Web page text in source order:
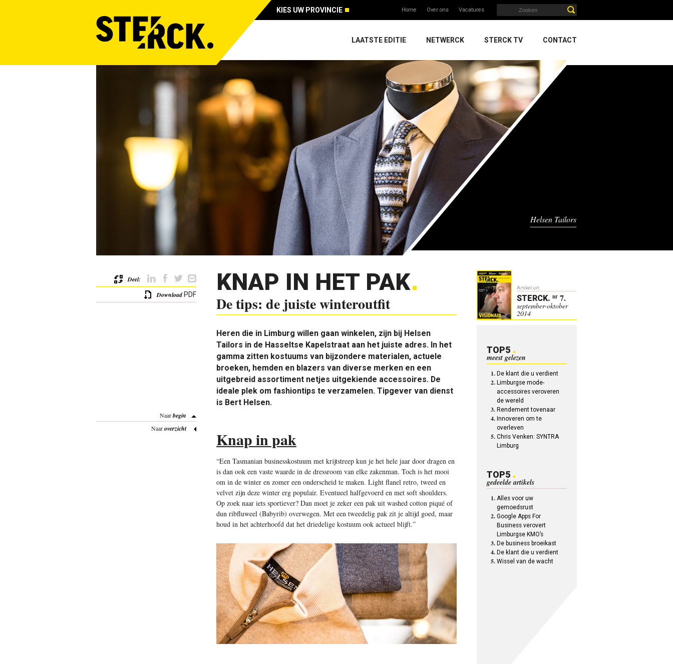
KIES UW PROVINCIE Home Over ons Vacatures
LAATSTE EDITIE NETWERCK STERCK TV CONTACT
Helsen Tailors
KNAP IN HET PAK
De tips: de juiste winteroutfit
Heren die in Limburg willen gaan winkelen, zijn bij Helsen
Tailors in de Hasseltse Kapelstraat aan het juiste adres. In het
gamma zitten kostuums van bijzondere materialen, actuele
broeken, hemden en blazers van diverse merken en een
uitgebreid assortiment netjes uitgekiende accessoires. De
ideale plek om fashiontips te verzamelen. Tipgever van dienst
is Bert Helsen.
Knap in pak
“Een Tasmanian businesskostuum met krijtstreep kun je het hele jaar door dragen en
is dan ook een vaste waarde in de dressroom van elke zakenman. Toch is het mooi
om in de winter en zomer een onderscheid te maken. Light flanel retro, tweed en
velvet zijn deze winter erg populair. Eventueel halfgevoerd en met soft shoulders.
Op zoek naar iets sportiever? Dan moet je zeker een pak uit washed cotton piqué of
dun ribfluweel (Babyrib) overwegen. Met een tweedelig pak zit je altijd goed, maar
houd in het achterhoofd dat het driedelige kostuum ook actueel blijft.”
Deel:
DownloadPDF
Naarbegin
Naaroverzicht
Artikel uit:
STERCK. nr 7.
september-oktober
2014
TOP5
meest gelezen
De klant die u verdient
Limburgse mode-
accessoires veroveren
de wereld
Rendement tovenaar
Innoveren om te
overleven
Chris Venken: SYNTRA
Limburg
TOP5
gedeelde artikels
Alles voor uw
gemoedsrust
Google Apps For
Business verovert
Limburgse KMO’s
De business broeikast
De klant die u verdient
Wissel van de wacht